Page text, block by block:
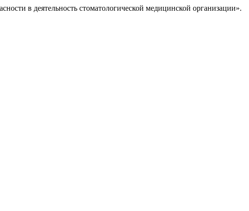
в деятельность стоматологической медицинской организации».